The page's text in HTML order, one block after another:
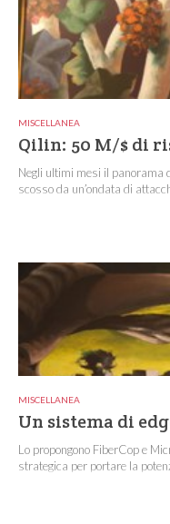
MISCELLANEA
Qilin: 50 M/$ di
Negli ultimi mesi il panorama
scosso da un’ondata di
MISCELLANEA
Un sistema di
Lo propongono FiberCop e
strategica per portare la